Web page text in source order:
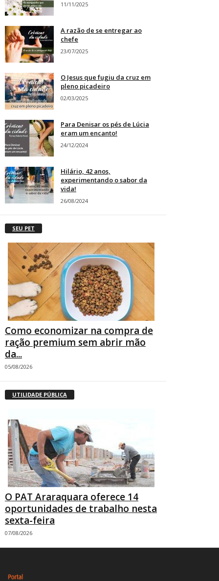
11/11/2025
A razão de se entregar ao
chefe
23/07/2025
O Jesus que fugiu da cruz em
pleno picadeiro
02/03/2025
Para Denisar os pés de Lúcia
eram um encanto!
24/12/2024
Hilário, 42 anos,
experimentando o sabor da
vida!
26/08/2024
SEU PET
Como economizar na compra de
ração premium sem abrir mão
da...
05/08/2026
UTILIDADE PÚBLICA
O PAT Araraquara oferece 14
oportunidades de trabalho nesta
sexta-feira
07/08/2026